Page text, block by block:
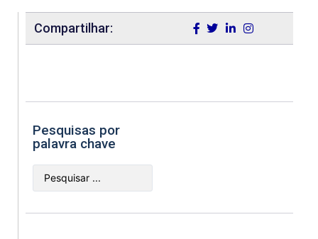
Compartilhar:
Pesquisas por
palavra chave